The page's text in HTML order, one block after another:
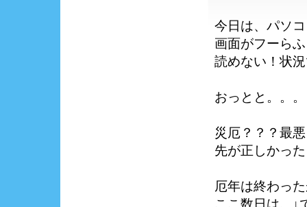
今日は、パソ
画面がフーら
読めない！状
おっとと。。
災厄？？？最
先が正しかっ
厄年は終わっ
ここ数日は、↓